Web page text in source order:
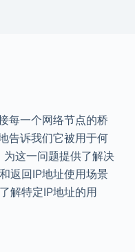
每一个网络节点的桥
告诉我们它被用于何
这一问题提供了解决
返回IP地址使用场景
解特定IP地址的用